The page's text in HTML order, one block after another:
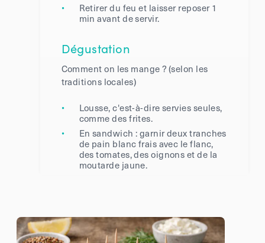
Retirer du feu et laisser reposer 1
min avant de servir.
Dégustation
Comment on les mange ? (selon les
traditions locales)
Lousse, c'est-à-dire servies seules,
comme des frites.
En sandwich : garnir deux tranches
de pain blanc frais avec le flanc,
des tomates, des oignons et de la
moutarde jaune.